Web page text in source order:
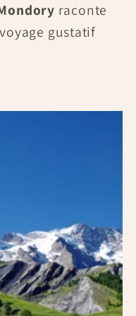
raconte
gustatif